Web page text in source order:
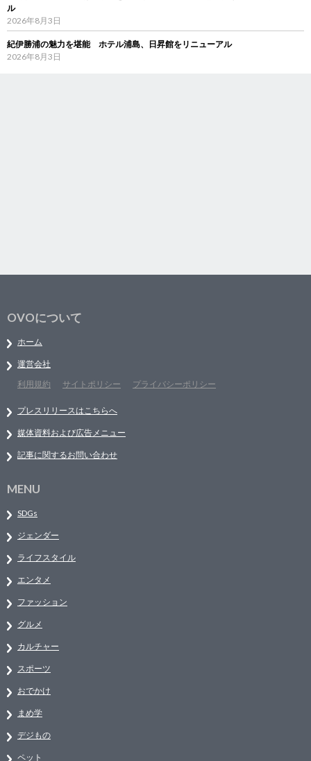
ル
2026年8月3日
紀伊勝浦の魅力を堪能 ホテル浦島、日昇館をリニューアル
2026年8月3日
OVOについて
ホーム
運営会社
利用規約
サイトポリシー プライバシーポリシー
プレスリリースはこちらへ
媒体資料および広告メニュー
記事に関するお問い合わせ
MENU
SDGs
ジェンダー
ライフスタイル
エンタメ
ファッション
グルメ
カルチャー
スポーツ
おでかけ
まめ学
デジもの
ペット